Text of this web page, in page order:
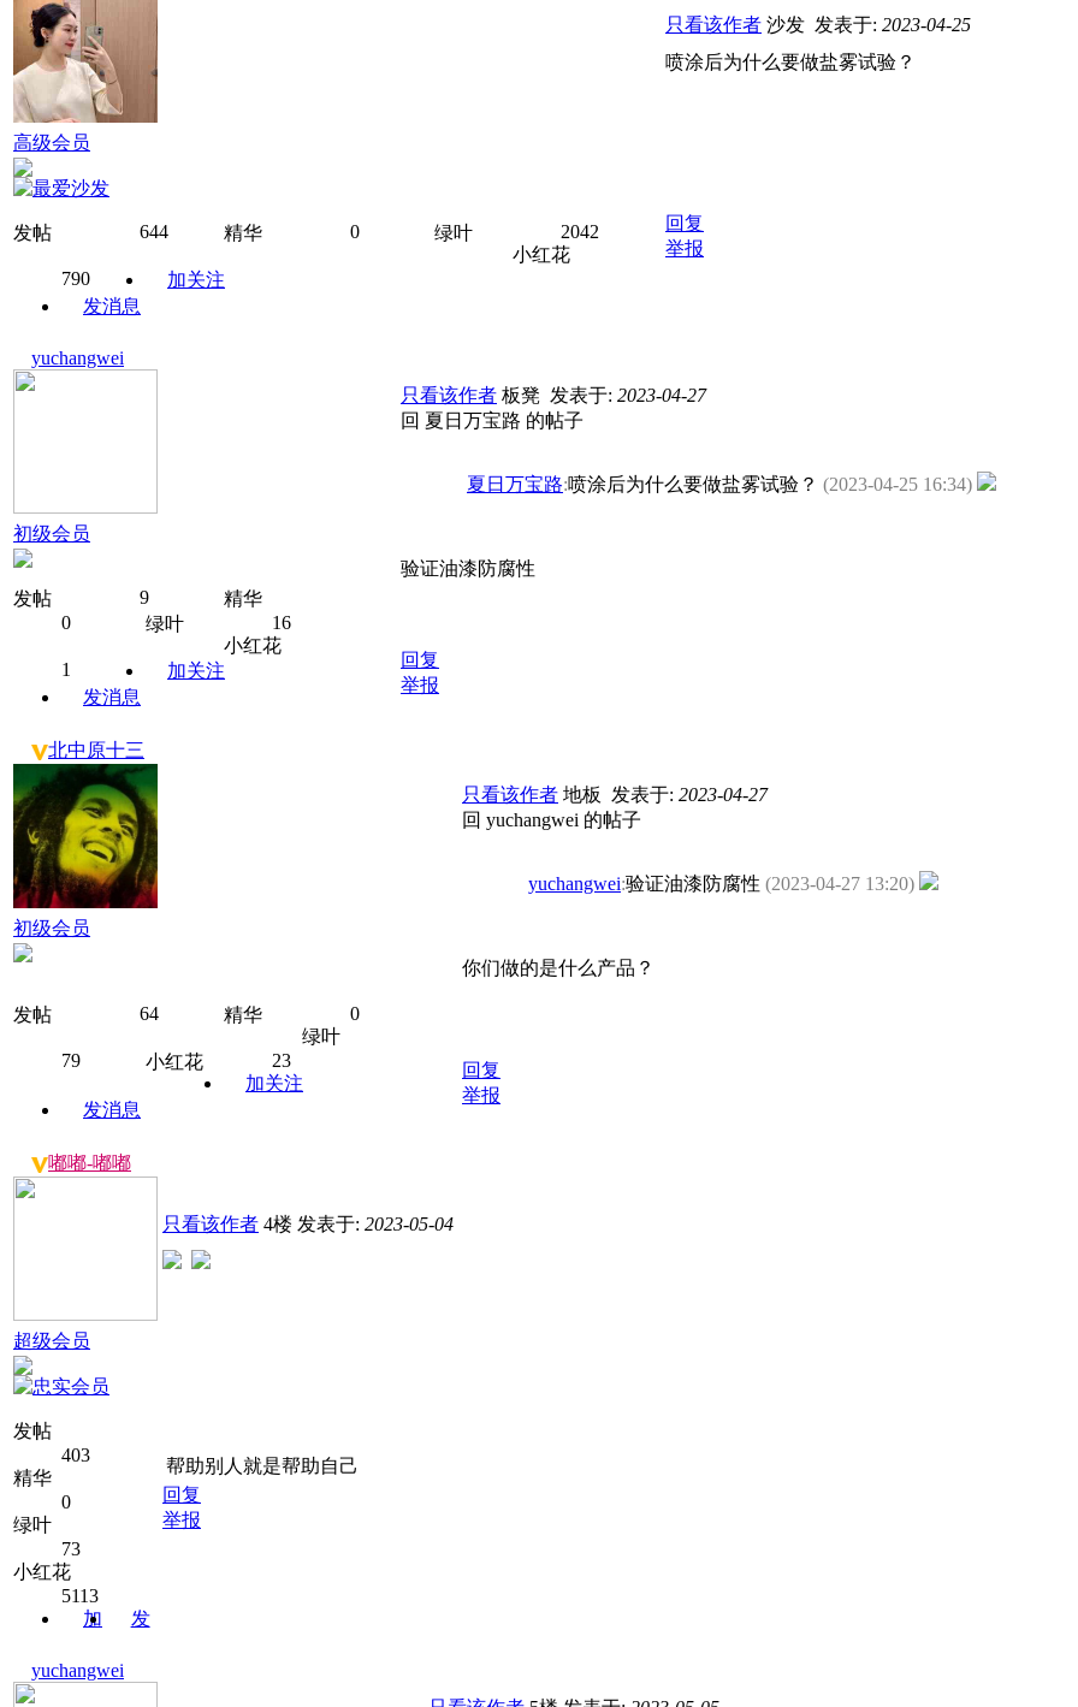
高级会员
发帖 644 精华 0 绿叶
2042
小红花
790
加关注
发消息
只看该作者 沙发 发表于: 2023-04-25
喷涂后为什么要做盐雾试验？
回复
举报
yuchangwei
初级会员
发帖 9
精华
0
绿叶
16
小红花
1
加关注
发消息
只看该作者 板凳 发表于: 2023-04-27
回 夏日万宝路 的帖子
夏日万宝路:喷涂后为什么要做盐雾试验？ (2023-04-25 16:34)
验证油漆防腐性
回复
举报
北中原十三
初级会员
发帖 64 精华
0
绿叶
79
小红花
23
加关注
发消息
只看该作者 地板 发表于: 2023-04-27
回 yuchangwei 的帖子
yuchangwei:验证油漆防腐性 (2023-04-27 13:20)
你们做的是什么产品？
回复
举报
嘟嘟-嘟嘟
超级会员
发帖
403
精华
0
绿叶
73
小红花
5113
加
发
只看该作者 4楼 发表于: 2023-05-04
帮助别人就是帮助自己
回复
举报
yuchangwei